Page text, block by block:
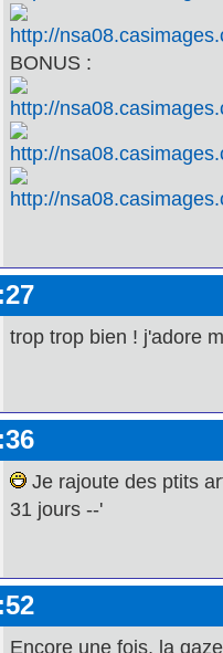
BONUS :
trop trop bien ! j'adore
Je rajoute des ptits
31 jours --'
Encore une fois, la